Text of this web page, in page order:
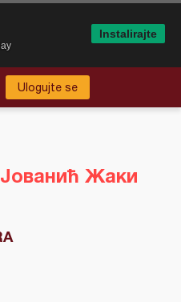
Ulogujte se
Жаки
Instalirajte